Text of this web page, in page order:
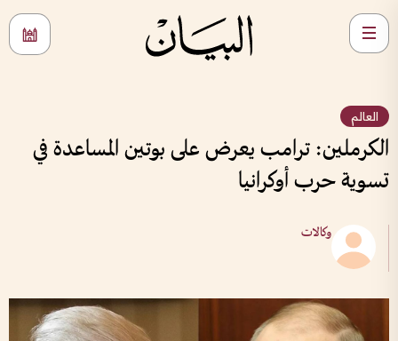
العالم
الكرملين: ترامب يعرض على بوتين المساعدة في
تسوية حرب أوكرانيا
وكالات